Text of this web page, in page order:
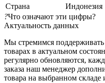
Страна
Индонезия
?Что означают эти цифры?
Актуальность данных
Мы стремимся
товарах в актуальном
регулярно обновляются,
заказа наш менеджер
товара на выбранном